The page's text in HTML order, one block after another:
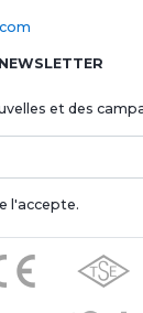
et des
l'accepte.